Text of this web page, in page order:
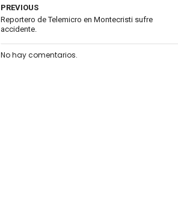
PREVIOUS
Reportero de Telemicro en Montecristi sufre
accidente.
No hay comentarios.